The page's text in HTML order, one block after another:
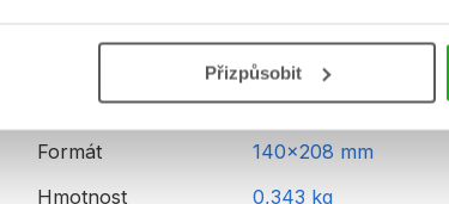
Přizpůsobit
Detailní
Formát
140x208 mm
Hmotnost
0,343 kg